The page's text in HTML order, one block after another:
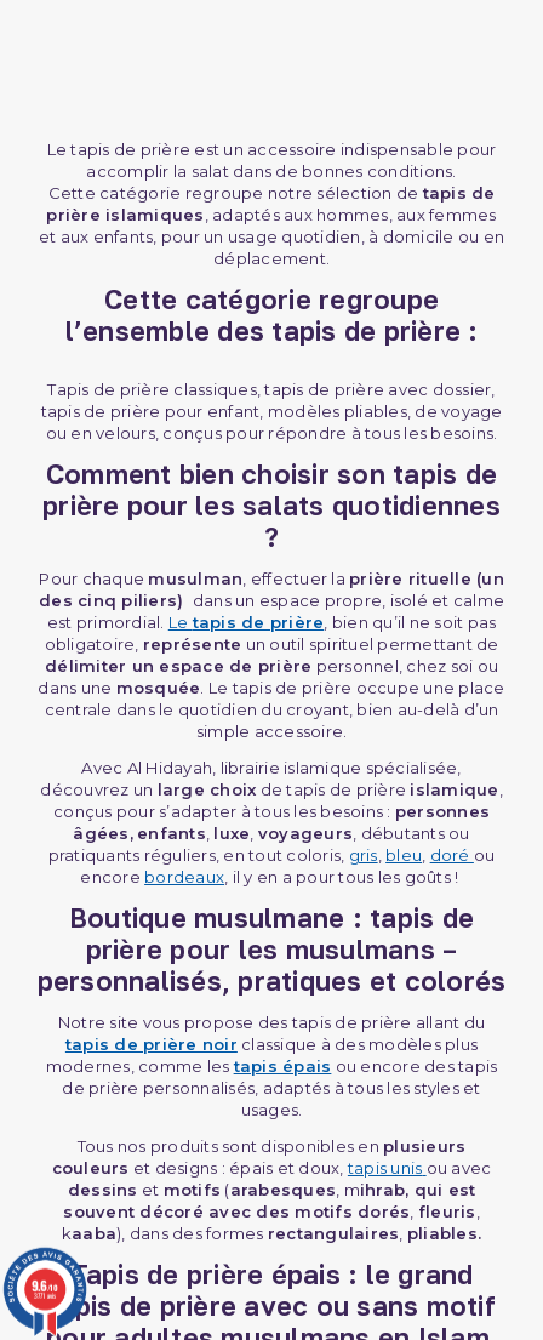
(1 avis)
Le tapis de prière est un accessoire indispensable pour
accomplir la salat dans de bonnes conditions.
Cette catégorie regroupe notre sélection detapis de
prière islamiques , adaptés aux hommes, aux femmes
et aux enfants, pour un usage quotidien, à domicile ou en
déplacement.
Cette catégorie regroupe
l’ensemble des tapis de prière :
Tapis de prière classiques, tapis de prière avec dossier,
tapis de prière pour enfant, modèles pliables, de voyage
ou en velours, conçus pour répondre à tous les besoins.
Comment bien choisir son tapis de
prière pour les salats quotidiennes
?
Pour chaque musulman , effectuer la prière rituelle (un
des cinq piliers)
dans un espace propre, isolé et calme
est primordial. Letapis de prière , bien qu’il ne soit pas
obligatoire, représente un outil spirituel permettant de
délimiter un espace de prière personnel, chez soi ou
dans une mosquée . Le tapis de prière occupe une place
centrale dans le quotidien du croyant, bien au-delà d’un
simple accessoire.
Avec Al Hidayah, librairie islamique spécialisée,
découvrez un large choix de tapis de prière islamique
conçus pour s’adapter à tous les besoins : personnes
âgées, enfants luxe voyageurs , débutants ou
pratiquants réguliers, en tout coloris, gris bleu doré ou
encore bordeaux , il y en a pour tous les goûts !
Boutique musulmane : tapis de
prière pour les musulmans –
personnalisés, pratiques et colorés
Notre site vous propose des tapis de prière allant du
tapis de prière noir classique à des modèles plus
modernes, comme lestapis épais ou encore des tapis
de prière personnalisés, adaptés à tous les styles et
usages.
Tous nos produits sont disponibles en plusieurs
couleurs et designs : épais et doux,tapis unis ou avec
dessins et motifs (arabesques , mihrab, qui est
souvent décoré avec des motifs dorés fleuris
kaaba), dans des formes rectangulaires pliables.
Tapis de prière épais : le grand
tapis de prière avec ou sans motif
9.6/10
3771 avis